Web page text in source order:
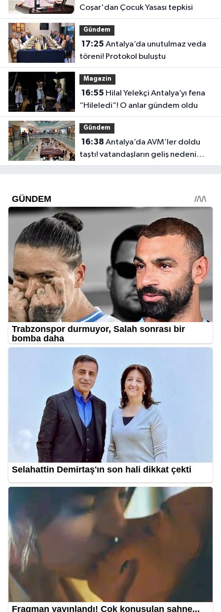
Coşar'dan Çocuk Yasası tepkisi
Gündem
17:25
töreni! Protokol buluştu
Magazin
16:55
“Hileledi”! O anlar gündem oldu
Gündem
16:38
taştı! vatandaşların geliş nedeni
farklı çıktı